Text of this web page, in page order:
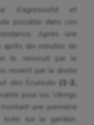
d’agressivité et
possible dans ces
Après une
dix minutes de
tir, renvoyé par le
revient par la droite
des Écureuils (1-2,
pour les Vikings
une première
bute sur le gardien,